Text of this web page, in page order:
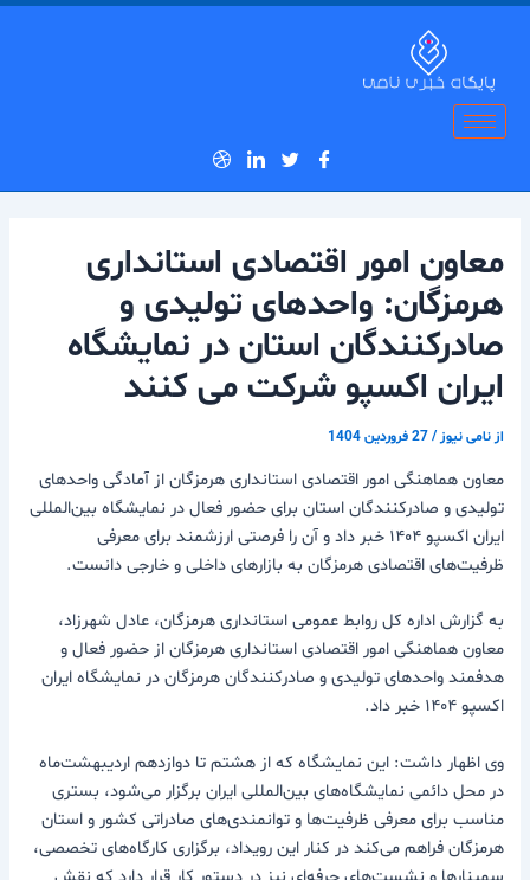
پرش
معاون امور اقتصادی استانداری
هرمزگان: واحدهای تولیدی و
صادرکنندگان استان در نمایشگاه
ایران اکسپو شرکت می کنند
ازنامی نیوز/27 فروردین 1404
معاون هماهنگی امور اقتصادی استانداری هرمزگان از آمادگی واحدهای
تولیدی و صادرکنندگان استان برای حضور فعال در نمایشگاه بین‌المللی
ایران اکسپو ۱۴۰۴ خبر داد و آن را فرصتی ارزشمند برای معرفی
ظرفیت‌های اقتصادی هرمزگان به بازارهای داخلی و خارجی دانست.
به گزارش اداره کل روابط عمومی استانداری هرمزگان، عادل شهرزاد،
معاون هماهنگی امور اقتصادی استانداری هرمزگان از حضور فعال و
هدفمند واحدهای تولیدی و صادرکنندگان هرمزگان در نمایشگاه ایران
اکسپو ۱۴۰۴ خبر داد.
وی اظهار داشت: این نمایشگاه که از هشتم تا دوازدهم اردیبهشت‌ماه
در محل دائمی نمایشگاه‌های بین‌المللی ایران برگزار می‌شود، بستری
مناسب برای معرفی ظرفیت‌ها و توانمندی‌های صادراتی کشور و استان
هرمزگان فراهم می‌کند در کنار این رویداد، برگزاری کارگاه‌های تخصصی،
پیمایش